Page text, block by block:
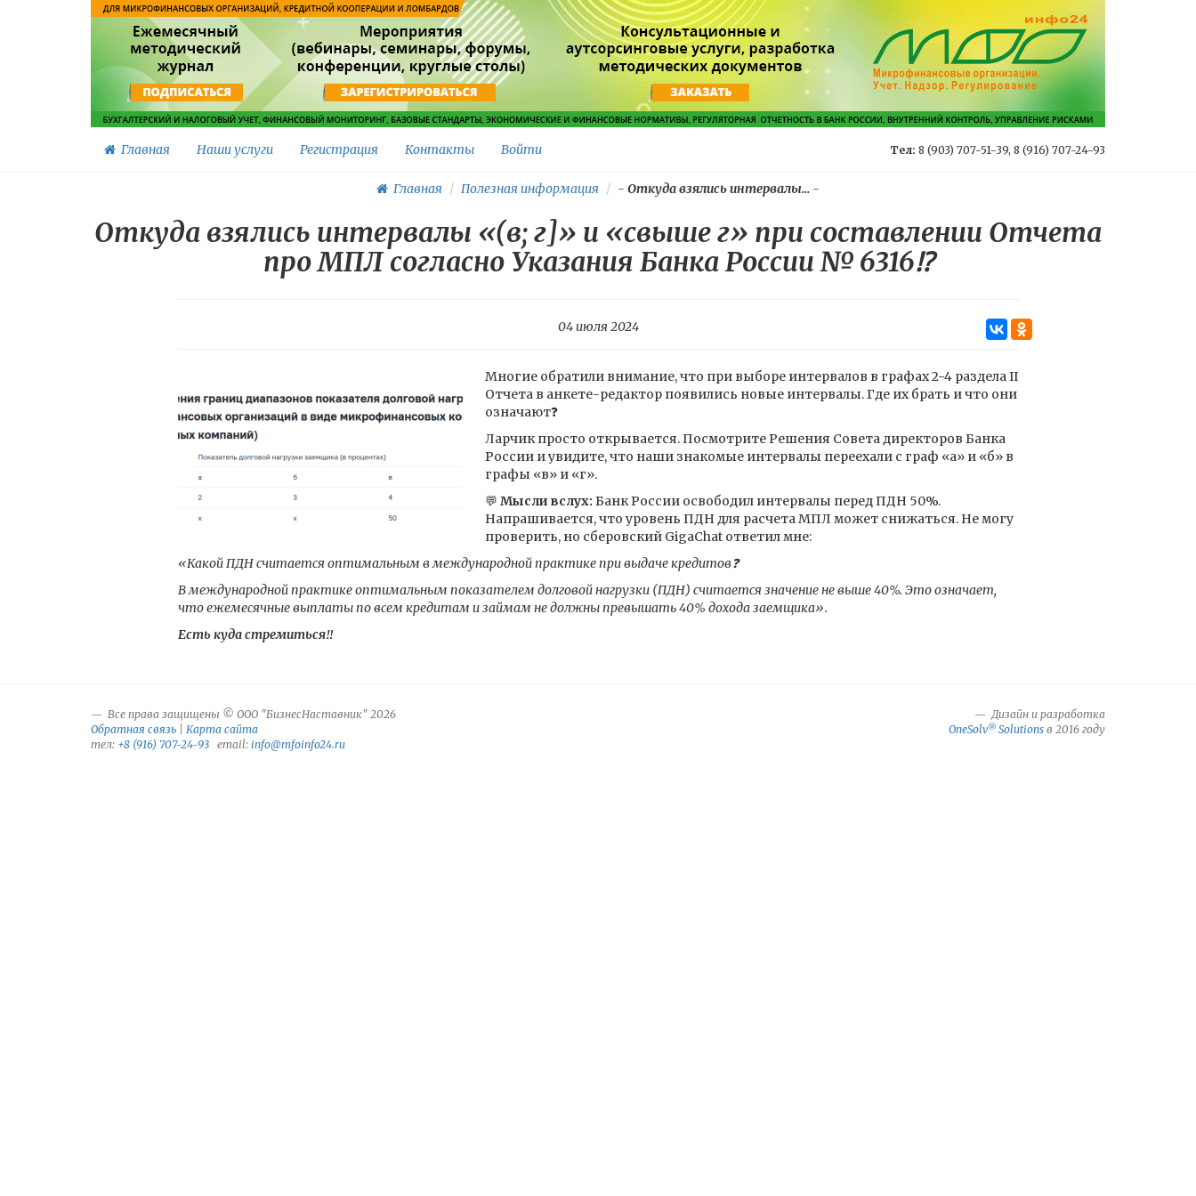
Главная Наши услуги Регистрация Контакты Войти Тел: 8 (903) 707-51-39, 8 (916) 707-24-93
Главная Полезная информация - Откуда взялись интервалы... -
Откуда взялись интервалы «(в; г]» и «свыше г» при составлении Отчета
про МПЛ согласно Указания Банка России № 6316⁉️
04 июля 2024
Многие обратили внимание, что при выборе интервалов в графах 2-4 раздела II
Отчета в анкете-редактор появились новые интервалы. Где их брать и что они
означают❓
Ларчик просто открывается. Посмотрите Решения Совета директоров Банка
России и увидите, что наши знакомые интервалы переехали с граф «а» и «б» в
графы «в» и «г».
💬 Мысли вслух: Банк России освободил интервалы перед ПДН 50%.
Напрашивается, что уровень ПДН для расчета МПЛ может снижаться. Не могу
проверить, но сберовский GigaChat ответил мне:
«Какой ПДН считается оптимальным в международной практике при выдаче кредитов❓
В международной практике оптимальным показателем долговой нагрузки (ПДН) считается значение не выше 40%. Это означает,
что ежемесячные выплаты по всем кредитам и займам не должны превышать 40% дохода заемщика».
Есть куда стремиться‼️
Все права защищены © ООО "БизнесНаставник" 2026
Обратная связь
Карта сайта
тел: +8 (916) 707-24-93 email: info@mfoinfo24.ru
Дизайн и разработка
OneSolv® Solutions в 2016 году